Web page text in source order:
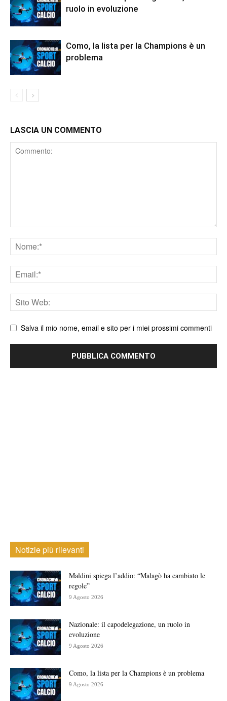
ruolo in evoluzione
Como, la lista per la Champions è un
problema
LASCIA UN COMMENTO
Comment
Nome
Email
Sito
web
Salva il mio nome, email e sito per i miei prossimi commenti
Notizie più rilevanti
Maldini spiega l’addio: “Malagò ha cambiato le
regole”
9 Agosto 2026
Nazionale: il capodelegazione, un ruolo in
evoluzione
9 Agosto 2026
Como, la lista per la Champions è un problema
9 Agosto 2026